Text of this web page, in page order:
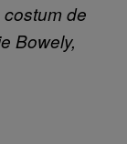
de
Bowely,